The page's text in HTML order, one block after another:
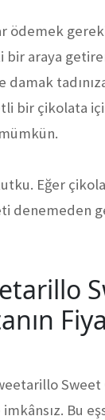
ödemek
bir araya
bir çikolata
Eğer
denemeden
Bu